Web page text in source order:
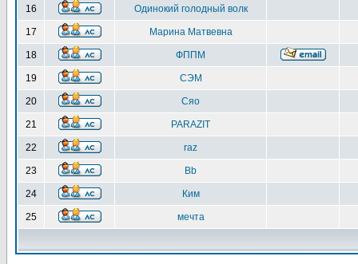
16 Одинокий голодный волк
17 Марина Матвевна
18 ФППМ
19 СЭМ
20 Сяо
21 PARAZIT
22 raz
23 Bb
24 Ким
25 мечта